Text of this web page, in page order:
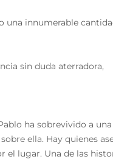
una innumerable
sin duda aterradora,
ha sobrevivido a
ella. Hay quienes
el lugar. Una de las